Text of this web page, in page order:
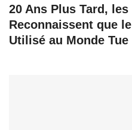
20 Ans Plus Tard,
Reconnaissent que
Utilisé au Monde